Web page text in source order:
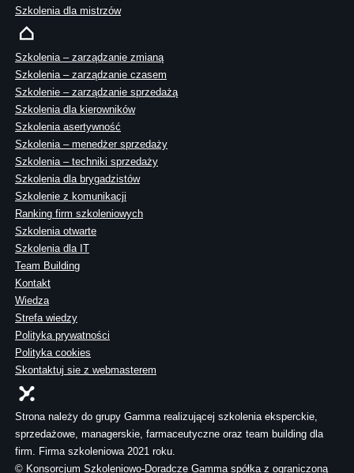
Szkolenia dla mistrzów
Szkolenia – zarządzanie zmianą
Szkolenia – zarządzanie czasem
Szkolenie – zarządzanie sprzedażą
Szkolenia dla kierowników
Szkolenia asertywność
Szkolenia – menedżer sprzedaży
Szkolenia – techniki sprzedaży
Szkolenia dla brygadzistów
Szkolenie z komunikacji
Ranking firm szkoleniowych
Szkolenia otwarte
Szkolenia dla IT
Team Building
Kontakt
Wiedza
Strefa wiedzy
Polityka prywatności
Polityka cookies
Skontaktuj sie z webmasterem
Strona należy do grupy Gamma realizującej szkolenia eksperckie,
sprzedażowe, managerskie, farmaceutyczne oraz team building dla
firm. Firma szkoleniowa 2021 roku.
© Konsorcjum Szkoleniowo-Doradcze Gamma spółka z ograniczoną